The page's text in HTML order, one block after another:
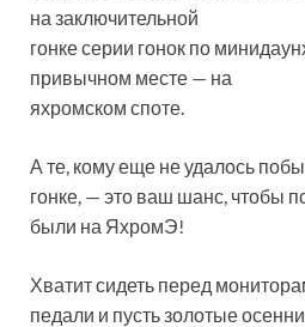
на заключительной
гонке серии гонок по
привычном месте — на
яхромском споте.
А те, кому еще не удалось
гонке, — это ваш шанс, чтобы
были на ЯхромЭ!
Хватит сидеть перед
педали и пусть золотые